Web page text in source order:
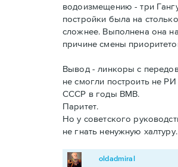
водоизмещению - три
постройки была на
сложнее. Выполнена она
причине смены
Вывод - линкоры с
не смогли построить не
СССР в годы ВМВ.
Паритет.
Но у советского
не гнать ненужную халтуру.
oldadmiral